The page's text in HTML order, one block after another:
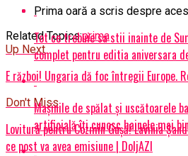
Prima oară a scris despre
Related Topics:prima
Up Next
E război! Ungaria dă foc întregii Europe.
Don't Miss
Lovitură pentru Cozmin Gușă! Lavinia
ce post va avea emisiune | DoljAZI
Tot ce trebuie sa stii inainte de
complet pentru editia aniversara
Mașinile de spălat și uscătoarele
artificială îți cunosc hainele mai